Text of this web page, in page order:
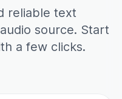
reliable text
source. Start
a few clicks.